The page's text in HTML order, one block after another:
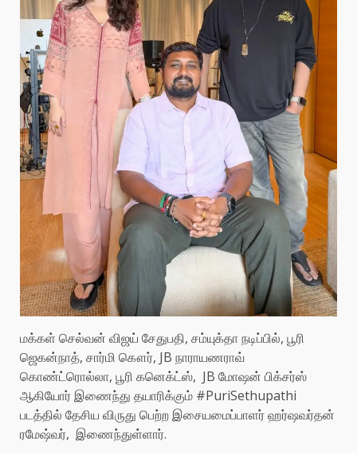
மக்கள் செல்வன் விஜய் சேதுபதி, சம்யுக்தா நடிப்பில், பூரி
ஜெகன்நாத், சார்மி கௌர், JB நாராயணராவ்
கொண்ட்ரொல்லா, பூரி கனெக்ட்ஸ், JB மோஷன் பிக்சர்ஸ்
ஆகியோர் இணைந்து தயாரிக்கும் #PuriSethupathi
படத்தில் தேசிய விருது பெற்ற இசையமைப்பாளர் ஹர்ஷவர்தன்
ரமேஷ்வர், இணைந்துள்ளார்.